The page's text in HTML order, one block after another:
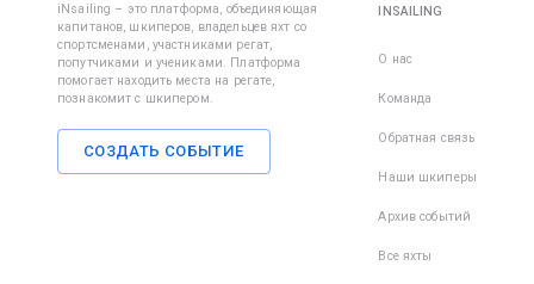
iNsailing – это платформа, объединяющая
капитанов, шкиперов, владельцев яхт со
спортсменами, участниками регат,
попутчиками и учениками. Платформа
помогает находить места на регате,
познакомит с шкипером.
СОЗДАТЬ СОБЫТИЕ
INSAILING
О нас
Команда
Обратная связь
Наши шкиперы
Архив событий
Все яхты